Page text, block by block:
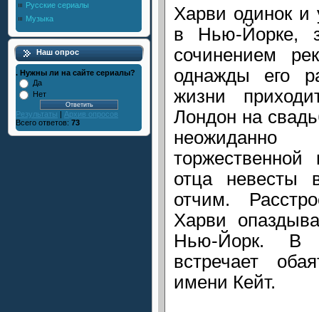
Русские сериалы
Музыка
Наш опрос
. Нужны ли на сайте сериалы?
Да
Нет
Результаты | Архив опросов
Всего ответов: 73
Харви одинок
в Нью-Йорке,
сочинением
однажды его
жизни
Лондон на
отца невесты
отчим.
Харви
Нью-Йорк. В
встречает
имени Кейт.